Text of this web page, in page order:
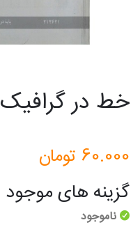
خط در گرافیک
60.000 تومان
گزینه های موجود
ناموجود